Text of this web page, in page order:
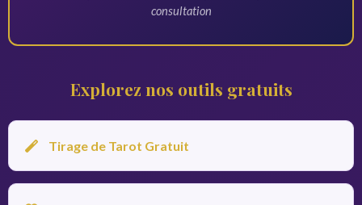
consultation
Explorez nos outils gratuits
Tirage de Tarot Gratuit